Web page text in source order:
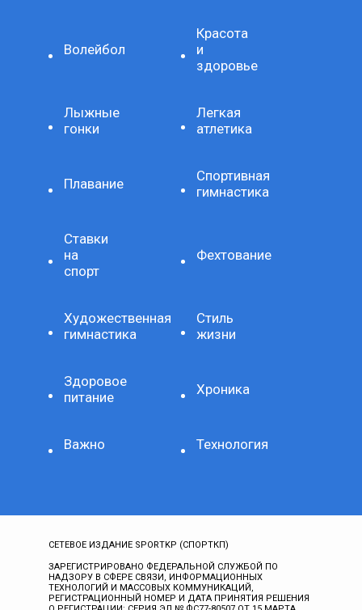
Волейбол
Красота
и
здоровье
Лыжные
гонки
Легкая
атлетика
Плавание
Спортивная
гимнастика
Ставки
на
спорт
Фехтование
Художественная
гимнастика
Стиль
жизни
Здоровое
питание
Хроника
Важно Технология
СЕТЕВОЕ ИЗДАНИЕ SPORTKP (СПОРТКП)
ЗАРЕГИСТРИРОВАНО ФЕДЕРАЛЬНОЙ СЛУЖБОЙ ПО
НАДЗОРУ В СФЕРЕ СВЯЗИ, ИНФОРМАЦИОННЫХ
ТЕХНОЛОГИЙ И МАССОВЫХ КОММУНИКАЦИЙ,
РЕГИСТРАЦИОННЫЙ НОМЕР И ДАТА ПРИНЯТИЯ РЕШЕНИЯ